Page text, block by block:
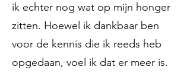
ik echter nog wat op mijn honger
zitten. Hoewel ik dankbaar ben
voor de kennis die ik reeds heb
opgedaan, voel ik dat er meer is.